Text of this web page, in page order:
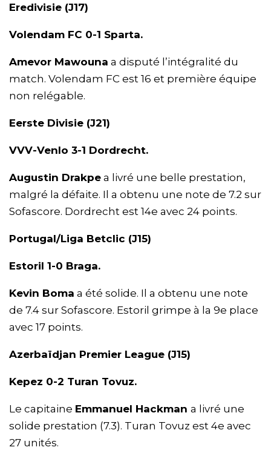
Eredivisie (J17)
Volendam FC 0-1 Sparta.
Amevor Mawouna a disputé l’intégralité du
match. Volendam FC est 16 et première équipe
non relégable.
Eerste Divisie (J21)
VVV-Venlo 3-1 Dordrecht.
Augustin Drakpe a livré une belle prestation,
malgré la défaite. Il a obtenu une note de 7.2 sur
Sofascore. Dordrecht est 14e avec 24 points.
Portugal/Liga Betclic (J15)
Estoril 1-0 Braga.
Kevin Boma a été solide. Il a obtenu une note
de 7.4 sur Sofascore. Estoril grimpe à la 9e place
avec 17 points.
Azerbaïdjan Premier League (J15)
Kepez 0-2 Turan Tovuz.
Le capitaine Emmanuel Hackman a livré une
solide prestation (7.3). Turan Tovuz est 4e avec
27 unités.